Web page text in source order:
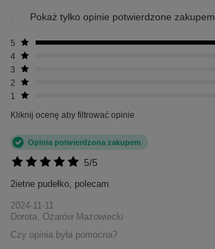
Pokaż tylko opinie potwierdzone zakupem
5
4
3
2
1
Kliknij ocenę aby filtrować opinie
5/5
Opinia potwierdzona zakupem
2ietne pudełko, polecam
2024-11-11
Dorota, Ożarów Mazowiecki
Czy opinia była pomocna?